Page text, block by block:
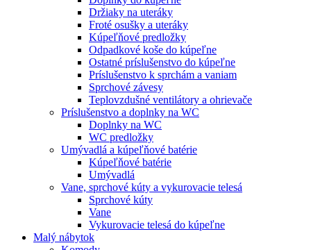
Držiaky na uteráky
Froté osušky a uteráky
Kúpeľňové predložky
Odpadkové koše do kúpeľne
Ostatné príslušenstvo do kúpeľne
Príslušenstvo k sprchám a vaniam
Sprchové závesy
Teplovzdušné ventilátory a ohrievače
Príslušenstvo a doplnky na WC
Doplnky na WC
WC predložky
Umývadlá a kúpeľňové batérie
Kúpeľňové batérie
Umývadlá
Vane, sprchové kúty a vykurovacie telesá
Sprchové kúty
Vane
Vykurovacie telesá do kúpeľne
Malý nábytok